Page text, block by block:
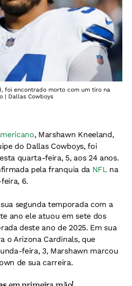
foi encontrado morto com um tiro na
| Dallas Cowboys
, Marshawn Kneeland,
do Dallas Cowboys, foi
quarta-feira, 5, aos 24 anos.
pela franquia da NFL na
6.
segunda temporada com a
ano ele atuou em sete dos
deste ano de 2025. Em sua
o Arizona Cardinals, que
feira, 3, Marshawn marcou
de sua carreira.